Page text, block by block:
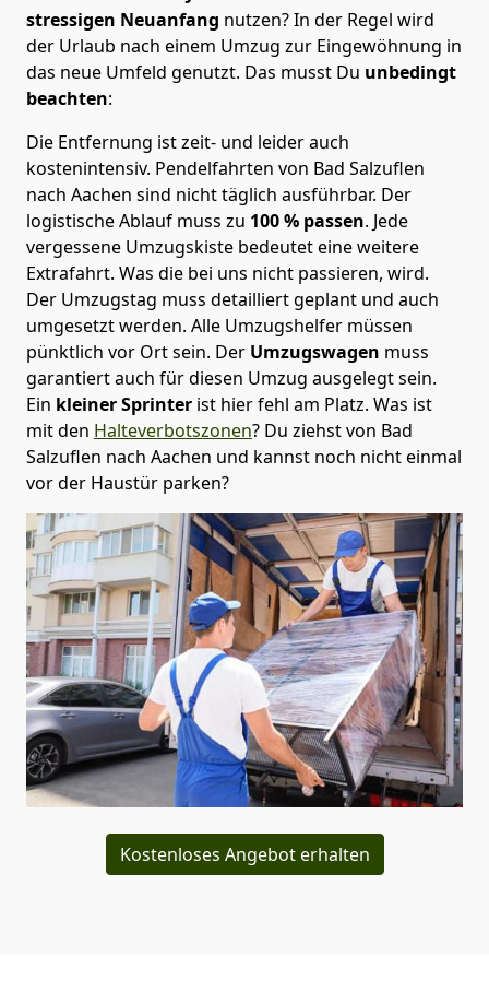
stressigen Neuanfang nutzen? In der Regel wird
der Urlaub nach einem Umzug zur Eingewöhnung in
das neue Umfeld genutzt. Das musst Du unbedingt
beachten:
Die Entfernung ist zeit- und leider auch
kostenintensiv. Pendelfahrten von Bad Salzuflen
nach Aachen sind nicht täglich ausführbar. Der
logistische Ablauf muss zu 100 % passen. Jede
vergessene Umzugskiste bedeutet eine weitere
Extrafahrt. Was die bei uns nicht passieren, wird.
Der Umzugstag muss detailliert geplant und auch
umgesetzt werden. Alle Umzugshelfer müssen
pünktlich vor Ort sein. Der Umzugswagen muss
garantiert auch für diesen Umzug ausgelegt sein.
Ein kleiner Sprinter ist hier fehl am Platz. Was ist
mit den Halteverbotszonen? Du ziehst von Bad
Salzuflen nach Aachen und kannst noch nicht einmal
vor der Haustür parken?
Kostenloses Angebot erhalten